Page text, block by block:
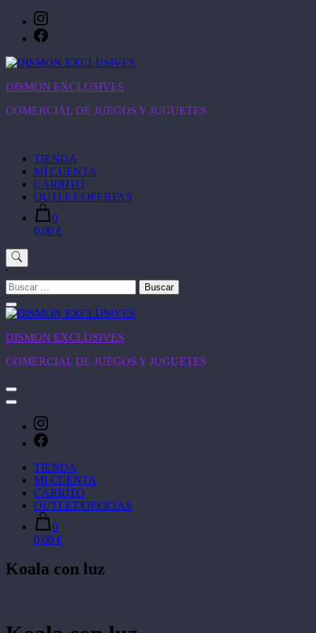
contenido
DISMON EXCLUSIVES
COMERCIAL DE JUEGOS Y JUGUETES
TIENDA
MI CUENTA
CARRITO
OUTLET/OFERTAS
0
0,00 €
'
Buscar:
DISMON EXCLUSIVES
COMERCIAL DE JUEGOS Y JUGUETES
TIENDA
MI CUENTA
CARRITO
OUTLET/OFERTAS
0
0,00 €
Koala con luz